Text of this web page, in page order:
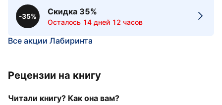
-35%
Скидка 35%
Осталось 14 дней 12 часов
Все акции Лабиринта
Рецензии на книгу
Читали книгу? Как она вам?